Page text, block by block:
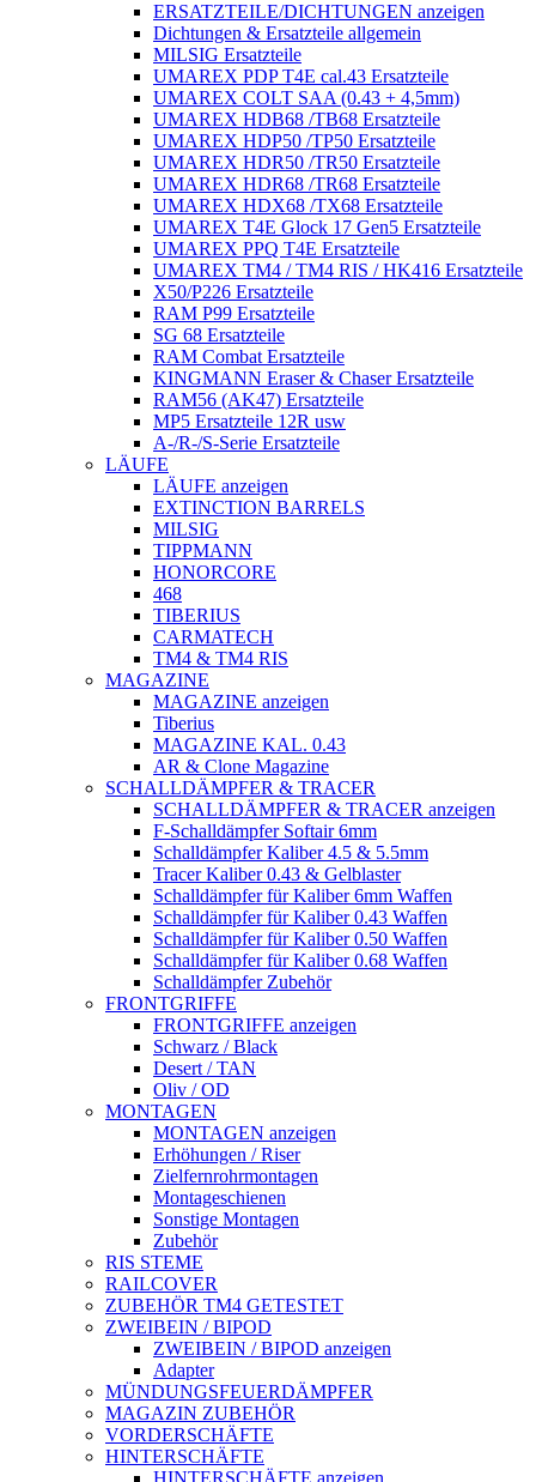
ERSATZTEILE/DICHTUNGEN anzeigen
Dichtungen & Ersatzteile allgemein
MILSIG Ersatzteile
UMAREX PDP T4E cal.43 Ersatzteile
UMAREX COLT SAA (0.43 + 4,5mm)
UMAREX HDB68 /TB68 Ersatzteile
UMAREX HDP50 /TP50 Ersatzteile
UMAREX HDR50 /TR50 Ersatzteile
UMAREX HDR68 /TR68 Ersatzteile
UMAREX HDX68 /TX68 Ersatzteile
UMAREX T4E Glock 17 Gen5 Ersatzteile
UMAREX PPQ T4E Ersatzteile
UMAREX TM4 / TM4 RIS / HK416 Ersatzteile
X50/P226 Ersatzteile
RAM P99 Ersatzteile
SG 68 Ersatzteile
RAM Combat Ersatzteile
KINGMANN Eraser & Chaser Ersatzteile
RAM56 (AK47) Ersatzteile
MP5 Ersatzteile 12R usw
A-/R-/S-Serie Ersatzteile
LÄUFE
LÄUFE anzeigen
EXTINCTION BARRELS
MILSIG
TIPPMANN
HONORCORE
468
TIBERIUS
CARMATECH
TM4 & TM4 RIS
MAGAZINE
MAGAZINE anzeigen
Tiberius
MAGAZINE KAL. 0.43
AR & Clone Magazine
SCHALLDÄMPFER & TRACER
SCHALLDÄMPFER & TRACER anzeigen
F-Schalldämpfer Softair 6mm
Schalldämpfer Kaliber 4.5 & 5.5mm
Tracer Kaliber 0.43 & Gelblaster
Schalldämpfer für Kaliber 6mm Waffen
Schalldämpfer für Kaliber 0.43 Waffen
Schalldämpfer für Kaliber 0.50 Waffen
Schalldämpfer für Kaliber 0.68 Waffen
Schalldämpfer Zubehör
FRONTGRIFFE
FRONTGRIFFE anzeigen
Schwarz / Black
Desert / TAN
Oliv / OD
MONTAGEN
MONTAGEN anzeigen
Erhöhungen / Riser
Zielfernrohrmontagen
Montageschienen
Sonstige Montagen
Zubehör
RIS STEME
RAILCOVER
ZUBEHÖR TM4 GETESTET
ZWEIBEIN / BIPOD
ZWEIBEIN / BIPOD anzeigen
Adapter
MÜNDUNGSFEUERDÄMPFER
MAGAZIN ZUBEHÖR
VORDERSCHÄFTE
HINTERSCHÄFTE
HINTERSCHÄFTE anzeigen